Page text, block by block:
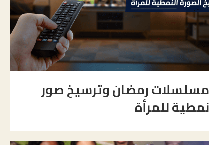
مسلسلات رمضان وترسيخ صور
نمطية للمرأة